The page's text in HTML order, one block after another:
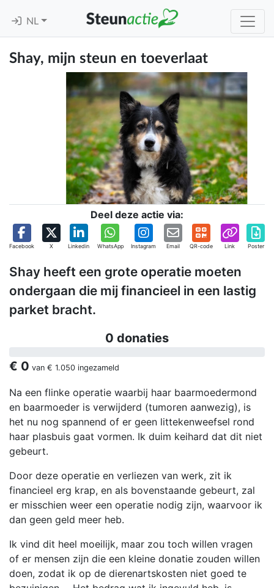
NL
Shay, mijn steun en toeverlaat
Deel deze actie via:
Facebook X Linkedin WhatsApp Instagram Email QR-code Link Poster
Shay heeft een grote operatie moeten
ondergaan die mij financieel in een lastig
parket bracht.
0 donaties
€ 0 van € 1.050 ingezameld
Na een flinke operatie waarbij haar baarmoedermond
en baarmoeder is verwijderd (tumoren aanwezig), is
het nu nog spannend of er geen littekenweefsel rond
haar plasbuis gaat vormen. Ik duim keihard dat dit niet
gebeurt.
Door deze operatie en verliezen van werk, zit ik
financieel erg krap, en als bovenstaande gebeurt, zal
er misschien weer een operatie nodig zijn, waarvoor ik
dan geen geld meer heb.
Ik vind dit heel moeilijk, maar zou toch willen vragen
of er mensen zijn die een kleine donatie zouden willen
doen, zodat ik op de dierenartskosten niet goed te